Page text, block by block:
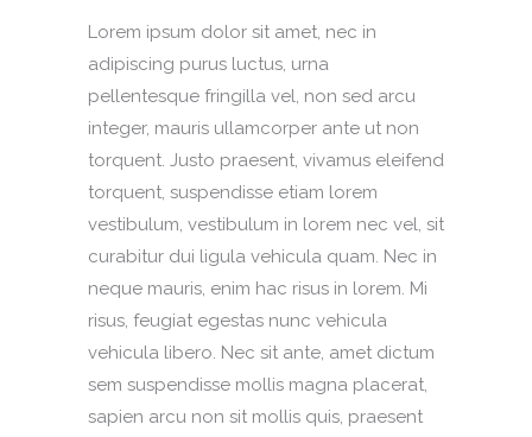
Lorem ipsum dolor sit amet, nec in
adipiscing purus luctus, urna
pellentesque fringilla vel, non sed arcu
integer, mauris ullamcorper ante ut non
torquent. Justo praesent, vivamus eleifend
torquent, suspendisse etiam lorem
vestibulum, vestibulum in lorem nec vel, sit
curabitur dui ligula vehicula quam. Nec in
neque mauris, enim hac risus in lorem. Mi
risus, feugiat egestas nunc vehicula
vehicula libero. Nec sit ante, amet dictum
sem suspendisse mollis magna placerat,
sapien arcu non sit mollis quis, praesent